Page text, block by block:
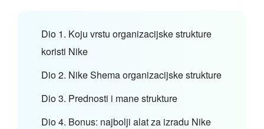
Dio 1. Koju vrstu organizacijske strukture
koristi Nike
Dio 2. Nike Shema organizacijske strukture
Dio 3. Prednosti i mane strukture
Dio 4. Bonus: najbolji alat za izradu Nike